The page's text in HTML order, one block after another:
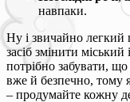
навпаки.
Ну і звичайно легкий
засіб змінити
потрібно забувати,
вже й безпечно, тому
– продумайте кожну